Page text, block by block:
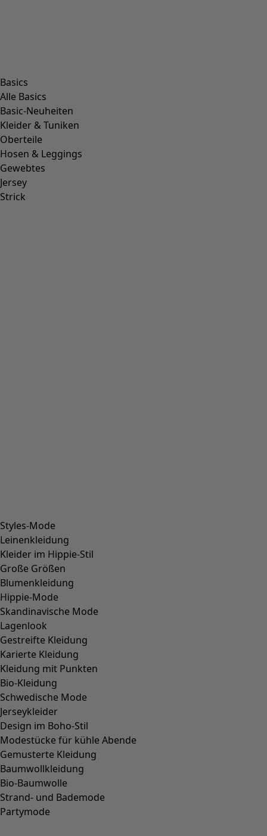
Basics
Alle Basics
Basic-Neuheiten
Kleider & Tuniken
Oberteile
Hosen & Leggings
Gewebtes
Jersey
Strick
Styles-Mode
Leinenkleidung
Kleider im Hippie-Stil
Große Größen
Blumenkleidung
Hippie-Mode
Skandinavische Mode
Lagenlook
Gestreifte Kleidung
Karierte Kleidung
Kleidung mit Punkten
Bio-Kleidung
Schwedische Mode
Jerseykleider
Design im Boho-Stil
Modestücke für kühle Abende
Gemusterte Kleidung
Baumwollkleidung
Bio-Baumwolle
Strand- und Bademode
Partymode